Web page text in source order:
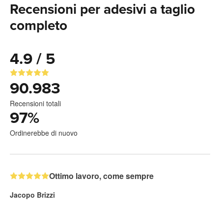
Recensioni per adesivi a taglio
completo
4.9 / 5
90.983
Recensioni totali
97%
Ordinerebbe di nuovo
Ottimo lavoro, come sempre
Jacopo Brizzi